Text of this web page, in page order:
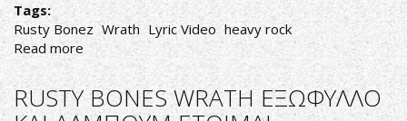
Tags:
Rusty Bonez Wrath Lyric Video heavy rock
Read more about
RUSTY
BONEZ
:
RUSTY BONES WRATH ΕΞΩΦΥΛΛΟ